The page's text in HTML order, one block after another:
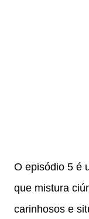
O episódio 5 é
que mistura
carinhosos e